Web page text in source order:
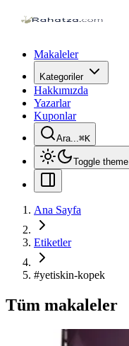
Makaleler
Kategoriler
Hakkımızda
Yazarlar
Kuponlar
Ara...⌘K
Toggle theme
Ana Sayfa
Etiketler
#yetiskin-kopek
Tüm makaleler